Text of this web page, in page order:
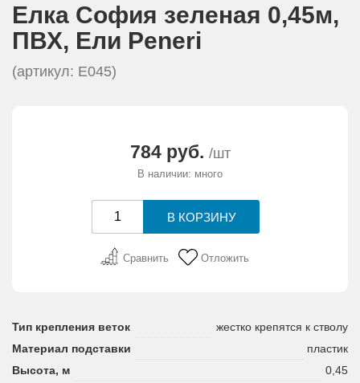
Елка София зеленая 0,45м,
ПВХ, Eли Peneri
(артикул: E045)
784 руб. /шт
В наличии: много
Сравнить Отложить
Тип крепления веток
жестко крепятся к стволу
Материал подставки
пластик
Высота, м
0,45
ДОСТАВКА
ОПЛАТА
О КОМПАНИИ
СЕРТИФИКАТЫ
ВАКАНСИИ